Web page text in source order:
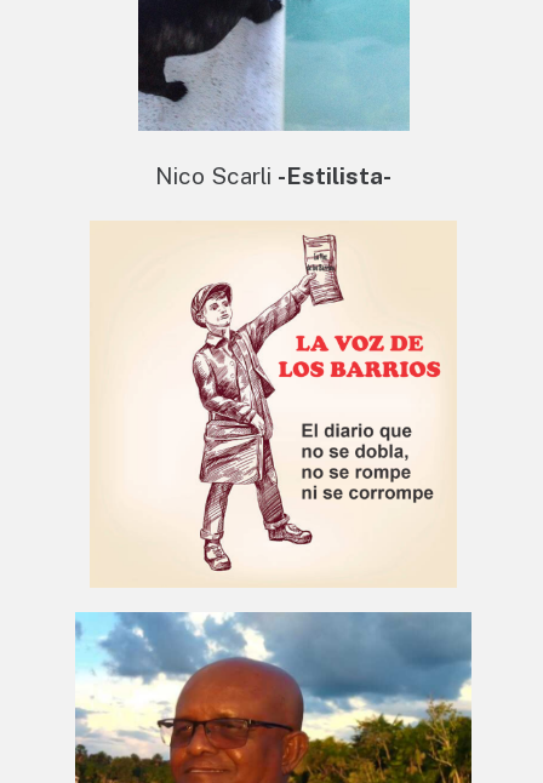
Nico Scarli -Estilista-